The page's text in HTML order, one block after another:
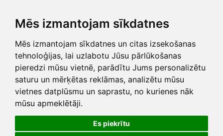
Mēs izmantojam sīkdatnes
Mēs izmantojam sīkdatnes un citas izsekošanas
tehnoloģijas, lai uzlabotu Jūsu pārlūkošanas
pieredzi mūsu vietnē, parādītu Jums personalizētu
saturu un mērķētas reklāmas, analizētu mūsu
vietnes datplūsmu un saprastu, no kurienes nāk
mūsu apmeklētāji.
Es piekrītu